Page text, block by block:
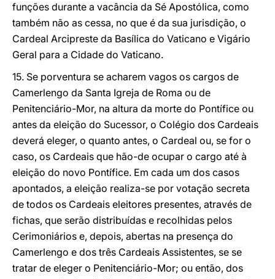
funções durante a vacância da Sé Apostólica, como
também não as cessa, no que é da sua jurisdição, o
Cardeal Arcipreste da Basílica do Vaticano e Vigário
Geral para a Cidade do Vaticano.
15. Se porventura se acharem vagos os cargos de
Camerlengo da Santa Igreja de Roma ou de
Penitenciário-Mor, na altura da morte do Pontífice ou
antes da eleição do Sucessor, o Colégio dos Cardeais
deverá eleger, o quanto antes, o Cardeal ou, se for o
caso, os Cardeais que hão-de ocupar o cargo até à
eleição do novo Pontífice. Em cada um dos casos
apontados, a eleição realiza-se por votação secreta
de todos os Cardeais eleitores presentes, através de
fichas, que serão distribuídas e recolhidas pelos
Cerimoniários e, depois, abertas na presença do
Camerlengo e dos três Cardeais Assistentes, se se
tratar de eleger o Penitenciário-Mor; ou então, dos